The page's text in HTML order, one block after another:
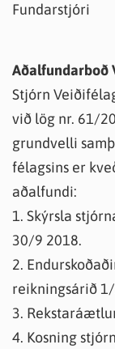
Fundarstjóri
Aðalfundarboð
Stjórn
við lög nr. 61/
grundvelli
félagsins er
aðalfundi:
1. Skýrsla
30/9 2018.
2.
reikningsárið
3.
4. Kosning